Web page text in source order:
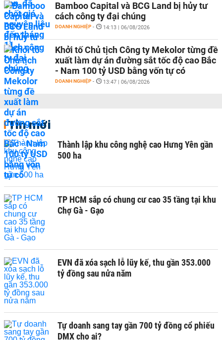
Bamboo Capital và BCG Land bị hủy tư
cách công ty đại chúng
DOANH NGHIỆP - 14:13 | 06/08/2026
Khởi tố Chủ tịch Công ty Mekolor từng đề
xuất làm dự án đường sắt tốc độ cao Bắc
- Nam 100 tỷ USD bằng vốn tự có
DOANH NGHIỆP - 13:47 | 06/08/2026
Tin mới
Thành lập khu công nghệ cao Hưng Yên gần
500 ha
TP HCM sắp có chung cư cao 35 tầng tại khu
Chợ Gà - Gạo
EVN đã xóa sạch lỗ lũy kế, thu gần 353.000
tỷ đồng sau nửa năm
Tự doanh sang tay gần 700 tỷ đồng cổ phiếu
DMX cho ai?